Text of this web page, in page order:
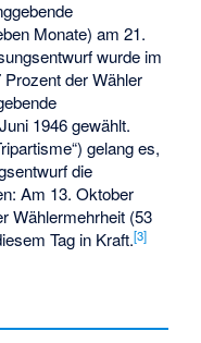
Monate) am 21.
wurde im
der Wähler
1946 gewählt.
gelang es,
die
Am 13. Oktober
Wählermehrheit (53
Tag in Kraft.[3]